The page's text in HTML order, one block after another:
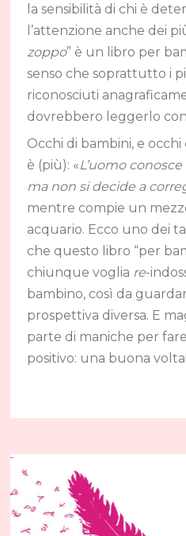
la sensibilità di chi è
l’attenzione anche dei
zoppo” è un libro per
senso che soprattutto i
riconosciuti
dovrebbero leggerlo
Occhi di bambini, e
è (più): «L’uomo
ma non si decide a
mentre compie un
acquario. Ecco uno dei
che questo libro “per
chiunque voglia re-
bambino, così da
prospettiva diversa. E
parte di maniche per
positivo: una buona volta!